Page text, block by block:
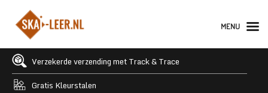
Verzekerde verzending met Track & Trace
Gratis Kleurstalen
MENU